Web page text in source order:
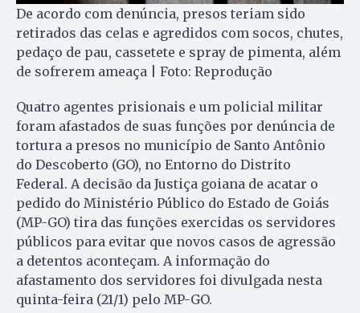
De acordo com denúncia, presos teriam sido
retirados das celas e agredidos com socos, chutes,
pedaço de pau, cassetete e spray de pimenta, além
de sofrerem ameaça | Foto: Reprodução
Quatro agentes prisionais e um policial militar
foram afastados de suas funções por denúncia de
tortura a presos no município de Santo Antônio
do Descoberto (GO), no Entorno do Distrito
Federal. A decisão da Justiça goiana de acatar o
pedido do Ministério Público do Estado de Goiás
(MP-GO) tira das funções exercidas os servidores
públicos para evitar que novos casos de agressão
a detentos aconteçam. A informação do
afastamento dos servidores foi divulgada nesta
quinta-feira (21/1) pelo MP-GO.